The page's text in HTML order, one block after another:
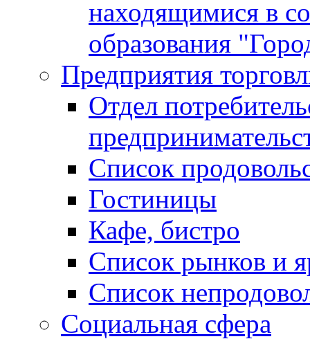
находящимися в
образования
Предприятия
Отдел
Список
Гостиницы
Кафе, бистро
Cписок рынков и
Список
Социальная сфера